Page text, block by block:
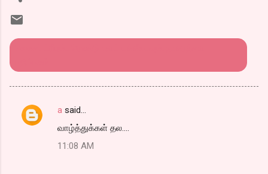
C
a said…
வாழ்த்துக்கள் தல....
11:08 AM